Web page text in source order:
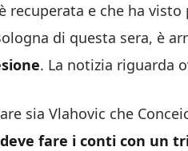
recuperata e che ha
di questa sera, è
. La notizia riguarda
sia Vlahovic che
fare i conti con un